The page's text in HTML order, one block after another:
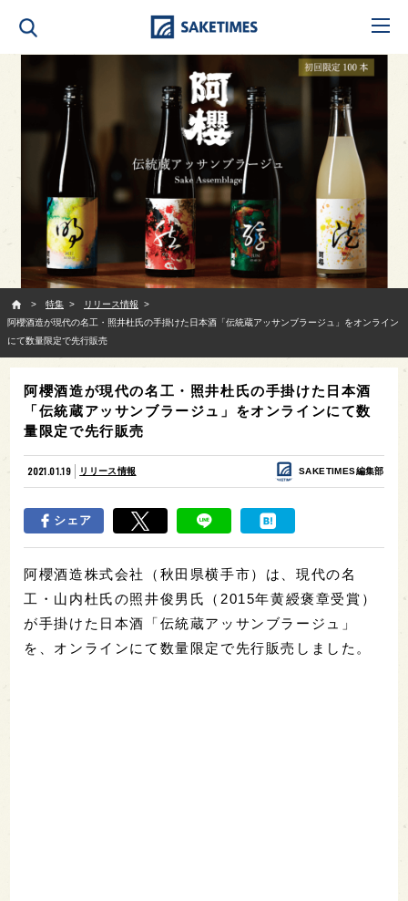
特集
リリース情報
阿櫻酒造が現代の名工・照井杜氏の手掛けた日本酒「伝統蔵アッサンブラージュ」をオンライン
にて数量限定で先行販売
阿櫻酒造が現代の名工・照井杜氏の手掛けた日本酒
「伝統蔵アッサンブラージュ」をオンラインにて数
量限定で先行販売
2021.01.19 リリース情報 SAKETIMES編集部
シェア
阿櫻酒造株式会社（秋田県横手市）は、現代の名
工・山内杜氏の照井俊男氏（2015年黄綬褒章受賞）
が手掛けた日本酒「伝統蔵アッサンブラージュ」
を、オンラインにて数量限定で先行販売しました。